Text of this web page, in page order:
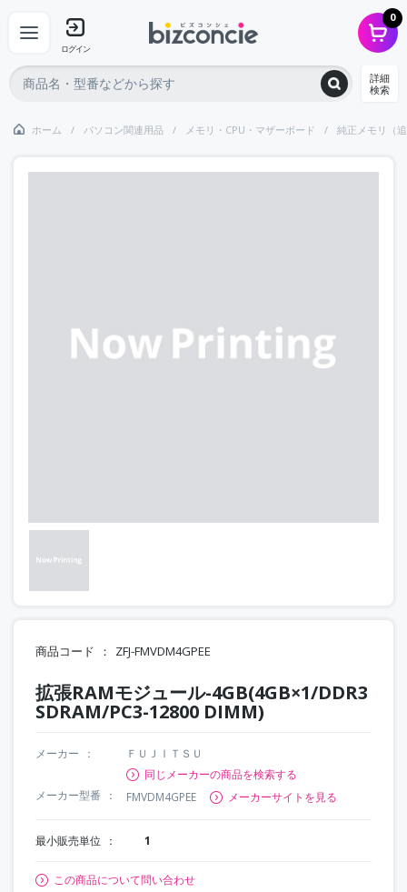
ログイン
0
詳細
検索
ホーム パソコン関連用品 メモリ・CPU・マザーボード 純正メモリ（
商品コード ZFJ-FMVDM4GPEE
拡張RAMモジュール-4GB(4GB×1/DDR3
SDRAM/PC3-12800 DIMM)
メーカー
ＦＵＪＩＴＳＵ
同じメーカーの商品を検索する
メーカー型番
FMVDM4GPEE メーカーサイトを見る
最小販売単位 1
この商品について問い合わせ